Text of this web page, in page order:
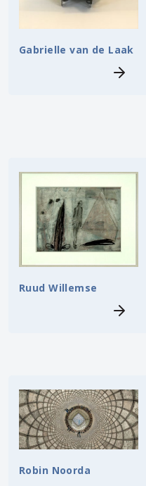
Gabrielle van de Laak
Ruud Willemse
Robin Noorda